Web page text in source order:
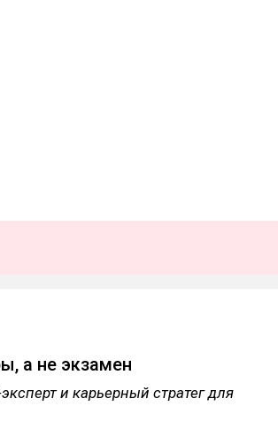
а не экзамен
и карьерный стратег для